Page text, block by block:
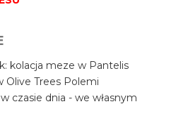
kolacja meze w Pantelis
Olive Trees Polemi
czasie dnia - we własnym